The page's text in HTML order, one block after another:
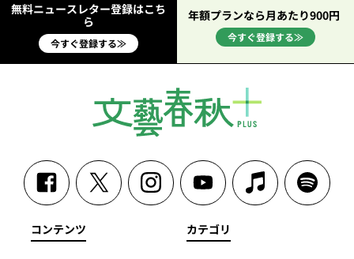
無料ニュースレター登録はこち
ら
今すぐ登録する≫
年額プランなら月あたり900円
今すぐ登録する≫
コンテンツ カテゴリ